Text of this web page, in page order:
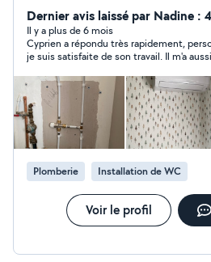
réaliser vos projets
suis votre homme ! " Je suis à votre service pour
répondre à vos besoins en
climatisation. Vous avez un besoin d'un: -dépannage -
chauffe-eau -réparer une fuite -
déboucher un évier, une
écoulement -entretenir votre
entretenir votre climatisation -
pompe à chaleur/climatisation -
plancher chauffant -pose d'une pompe à chaleur
AIR/AIR -pose d'une pompe à
demandes...
Dernier avis laissé par Nadine :
Il y a plus de 6 mois
Cyprien a répondu très rapidement,
je suis satisfaite de son travail. Il m'a
convenable
Plomberie Installation de WC
Voir le profil